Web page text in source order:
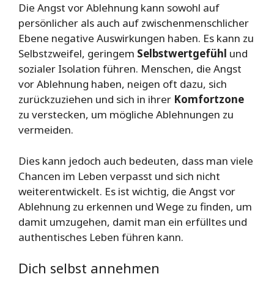
Die Angst vor Ablehnung kann sowohl auf
persönlicher als auch auf zwischenmenschlicher
Ebene negative Auswirkungen haben. Es kann zu
Selbstzweifel, geringem Selbstwertgefühl und
sozialer Isolation führen. Menschen, die Angst
vor Ablehnung haben, neigen oft dazu, sich
zurückzuziehen und sich in ihrer Komfortzone
zu verstecken, um mögliche Ablehnungen zu
vermeiden.
Dies kann jedoch auch bedeuten, dass man viele
Chancen im Leben verpasst und sich nicht
weiterentwickelt. Es ist wichtig, die Angst vor
Ablehnung zu erkennen und Wege zu finden, um
damit umzugehen, damit man ein erfülltes und
authentisches Leben führen kann.
Dich selbst annehmen